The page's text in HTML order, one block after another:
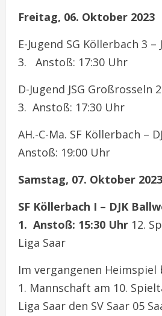
Freitag, 06. Oktober 2023
E-Jugend SG Köllerbach 3 –
3. Anstoß: 17:30 Uhr
D-Jugend JSG Großrosseln
3. Anstoß: 17:30 Uhr
AH.-C-Ma. SF Köllerbach –
Anstoß: 19:00 Uhr
Samstag, 07. Oktober 2023
SF Köllerbach I – DJK
1. Anstoß: 15:30 Uhr 12.
Liga Saar
Im vergangenen Heimspiel
1. Mannschaft am 10.
Liga Saar den SV Saar 05